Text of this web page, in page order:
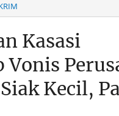
Kasasi
Vonis
Kecil,